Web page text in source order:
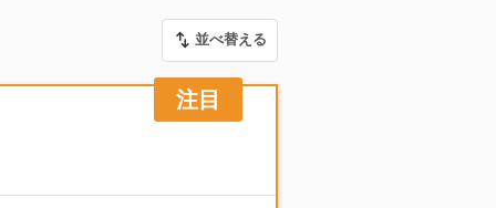
並べ替える